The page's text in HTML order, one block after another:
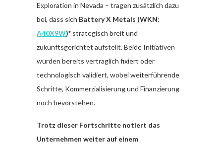
Exploration in Nevada – tragen zusätzlich dazu
bei, dass sich Battery X Metals (WKN:
A40X9W)* strategisch breit und
zukunftsgerichtet aufstellt. Beide Initiativen
wurden bereits vertraglich fixiert oder
technologisch validiert, wobei weiterführende
Schritte, Kommerzialisierung und Finanzierung
noch bevorstehen.
Trotz dieser Fortschritte notiert das
Unternehmen weiter auf einem